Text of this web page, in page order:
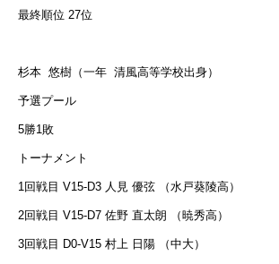
最終順位 27位
杉本 悠樹（一年 清風高等学校出身）
予選プール
5勝1敗
トーナメント
1回戦目 V15-D3 人見 優弦 （水戸葵陵高）
2回戦目 V15-D7 佐野 直太朗 （暁秀高）
3回戦目 D0-V15 村上 日陽 （中大）